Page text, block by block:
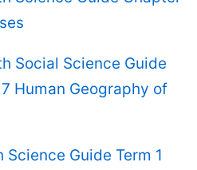
Social Science Guide
Human Geography of
Guide Term 1